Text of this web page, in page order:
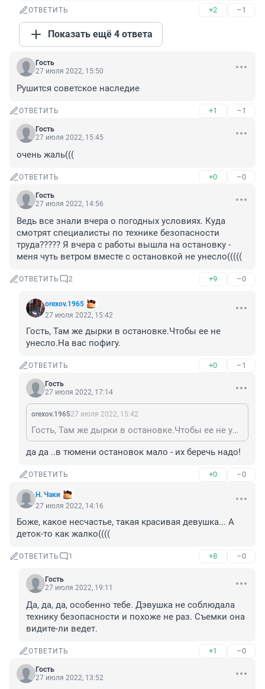
ОТВЕТИТЬ +2 –1
Показать ещё 4 ответа
Гость
27 июля 2022, 15:50
Рушится советское наследие
ОТВЕТИТЬ +1 –1
Гость
27 июля 2022, 15:45
очень жаль(((
ОТВЕТИТЬ +0 –0
Гость
27 июля 2022, 14:56
Ведь все знали вчера о погодных условиях. Куда
смотрят специалисты по технике безопасности
труда????? Я вчера с работы вышла на остановку -
меня чуть ветром вместе с остановкой не унесло(((((
ОТВЕТИТЬ 2 +9 –0
orexov.1965
27 июля 2022, 15:42
Гость, Там же дырки в остановке.Чтобы ее не
унесло.На вас пофигу.
ОТВЕТИТЬ +0 –1
Гость
27 июля 2022, 17:14
orexov.196527 июля 2022, 15:42
Гость, Там же дырки в остановке.Чтобы ее не унесло.На вас пофигу.
да да ..в тюмени остановок мало - их беречь надо!
ОТВЕТИТЬ +0 –0
Н. Чаки
27 июля 2022, 14:16
Боже, какое несчастье, такая красивая девушка... А
деток-то как жалко((((
ОТВЕТИТЬ 1 +8 –0
Гость
27 июля 2022, 19:11
Да, да, да, особенно тебе. Дэвушка не соблюдала
технику безопасности и похоже не раз. Съемки она
видите-ли ведет.
ОТВЕТИТЬ +1 –0
Гость
27 июля 2022, 13:52